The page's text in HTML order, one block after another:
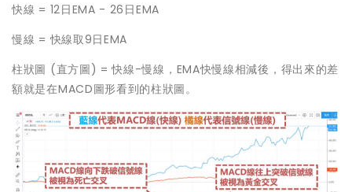
快線 = 12日EMA - 26日EMA
慢線 = 快線取9日EMA
柱狀圖 (直方圖) = 快線-慢線，EMA快慢線相減後，得出來的差
額就是在MACD圖形看到的柱狀圖。